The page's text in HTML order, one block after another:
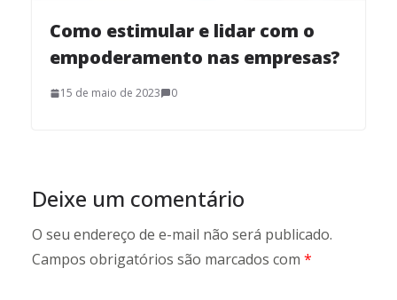
Como estimular e lidar com o
empoderamento nas empresas?
15 de maio de 2023 0
Deixe um comentário
O seu endereço de e-mail não será publicado.
Campos obrigatórios são marcados com *